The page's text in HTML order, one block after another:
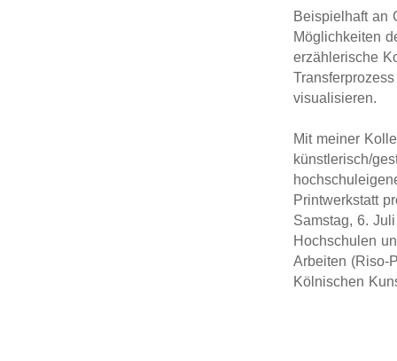
Beispielhaft an
Möglichkeiten
erzählerische
visualisieren.
Mit meiner
künstlerisch/
Printwerkstatt
Samstag, 6.
Hochschulen
Arbeiten (Riso-
Kölnischen